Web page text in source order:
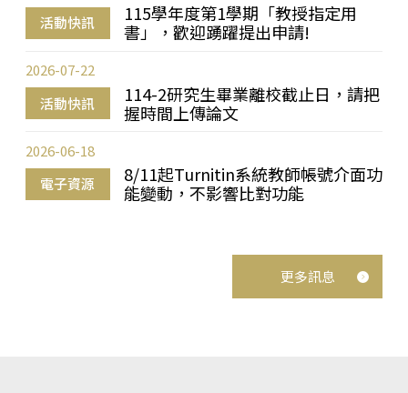
活動快訊
115學年度第1學期「教授指定用
書」，歡迎踴躍提出申請!
活動快訊
114-2研究生畢業離校截止日，請把
握時間上傳論文
2026-07-22
電子資源
8/11起Turnitin系統教師帳號介面功
能變動，不影響比對功能
2026-06-18
更多訊息